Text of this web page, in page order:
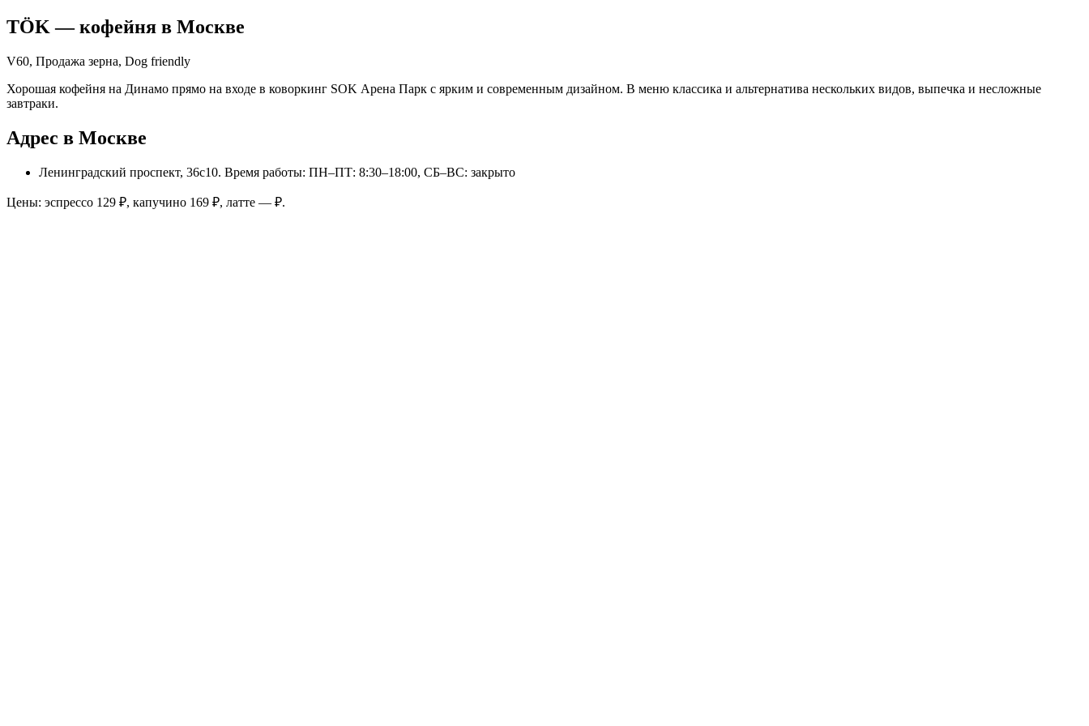
TÖK — кофейня в Москве
V60, Продажа зерна, Dog friendly
Хорошая кофейня на Динамо прямо на входе в коворкинг SOK Арена Парк с ярким и современным дизайном. В меню классика и альтернатива нескольких видов, выпечка и несложные
завтраки.
Адрес в Москве
Ленинградский проспект, 36с10. Время работы: ПН–ПТ: 8:30–18:00, СБ–ВС: закрыто
Цены: эспрессо 129 ₽, капучино 169 ₽, латте — ₽.